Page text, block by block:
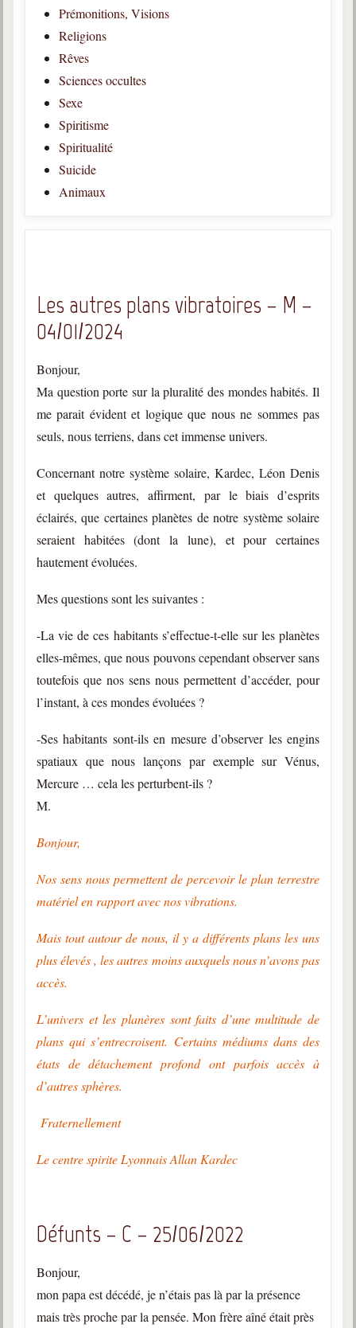
Enregistrements
Diaporamas
Enseignement
Cours dispensés au Centre
L'Agora
Posez-nous des questions
Photos et vidéoscope
Galerie photos
Vidéoscope
Filmothèque
Les Illustrés
Vidéos courtes de Divaldo
Centres spirites
Fédérations spirites
Médias spirites
Prémonitions, Visions
Religions
Rêves
Sciences occultes
Sexe
Spiritisme
Spiritualité
Suicide
Animaux
Les autres plans vibratoires – M –
04/01/2024
Bonjour,
Ma question porte sur la pluralité des mondes habités. Il
me parait évident et logique que nous ne sommes pas
seuls, nous terriens, dans cet immense univers.
Concernant notre système solaire, Kardec, Léon Denis
et quelques autres, affirment, par le biais d’esprits
éclairés, que certaines planètes de notre système solaire
seraient habitées (dont la lune), et pour certaines
hautement évoluées.
Mes questions sont les suivantes :
-La vie de ces habitants s’effectue-t-elle sur les planètes
elles-mêmes, que nous pouvons cependant observer sans
toutefois que nos sens nous permettent d’accéder, pour
l’instant, à ces mondes évoluées ?
-Ses habitants sont-ils en mesure d’observer les engins
spatiaux que nous lançons par exemple sur Vénus,
Mercure … cela les perturbent-ils ?
M.
Bonjour,
Nos sens nous permettent de percevoir le plan terrestre
matériel en rapport avec nos vibrations.
Mais tout autour de nous, il y a différents plans les uns
plus élevés , les autres moins auxquels nous n’avons pas
accès.
L’univers et les planères sont faits d’une multitude de
plans qui s’entrecroisent. Certains médiums dans des
états de détachement profond ont parfois accès à
d’autres sphères.
Fraternellement
Le centre spirite Lyonnais Allan Kardec
Défunts – C – 25/06/2022
Bonjour,
mon papa est décédé, je n’étais pas là par la présence
mais très proche par la pensée. Mon frère aîné était près